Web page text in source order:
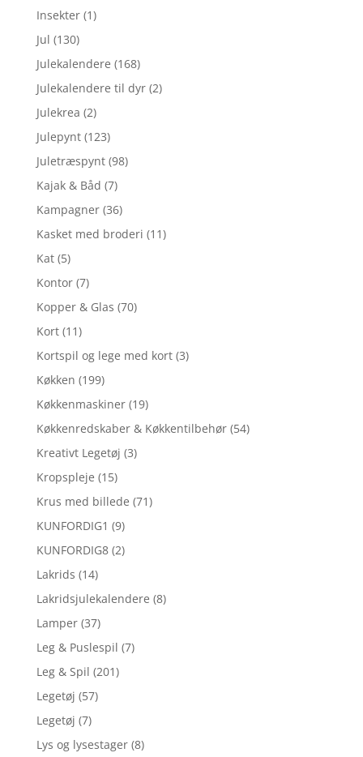
Insekter (1)
Jul (130)
Julekalendere (168)
Julekalendere til dyr (2)
Julekrea (2)
Julepynt (123)
Juletræspynt (98)
Kajak & Båd (7)
Kampagner (36)
Kasket med broderi (11)
Kat (5)
Kontor (7)
Kopper & Glas (70)
Kort (11)
Kortspil og lege med kort (3)
Køkken (199)
Køkkenmaskiner (19)
Køkkenredskaber & Køkkentilbehør (54)
Kreativt Legetøj (3)
Kropspleje (15)
Krus med billede (71)
KUNFORDIG1 (9)
KUNFORDIG8 (2)
Lakrids (14)
Lakridsjulekalendere (8)
Lamper (37)
Leg & Puslespil (7)
Leg & Spil (201)
Legetøj (57)
Legetøj (7)
Lys og lysestager (8)